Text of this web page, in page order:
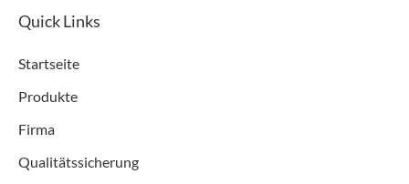
e
o
o
k
t
Quick Links
Startseite
Produkte
Firma
Qualitätssicherung